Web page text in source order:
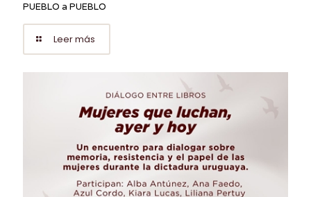
PUEBLO a PUEBLO
Leer más